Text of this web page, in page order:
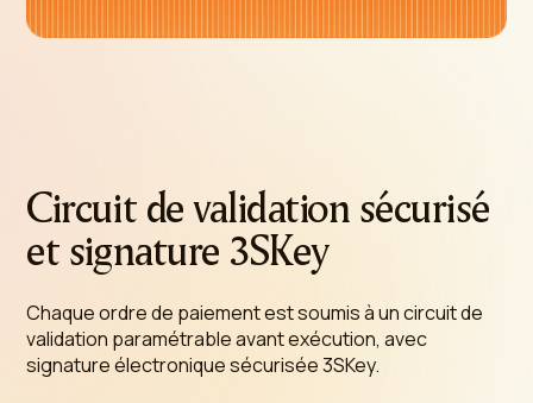
Circuit de validation sécurisé
et signature 3SKey
Chaque ordre de paiement est soumis à un circuit de
validation paramétrable avant exécution, avec
signature électronique sécurisée 3SKey.